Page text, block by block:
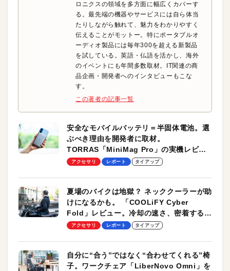
ロニクスの領域を多方面に幅広くカバーす
る。最先端の機器やサービスには自ら体当
たりしながら触れて、魅力をわかりやすく
伝えることがモットー。特にポータブルオ
ーディオ製品には毎年300を超える新製品
を試している。英語・仏語を活かし、海外
のイベントにも年間多数取材。IT関連の商
品企画・開発者へのインタビューもこな
す。
この著者の記事一覧
安全なモバイルバッテリ＝半固体電池。選
ぶべき理由を開発者に取材。
TORRAS「MiniMag Pro」の実機レビュ
ーも
アクセサリ レポート タイアップ
夏場のバイクは地獄？ ネッククーラーが助
けになるかも。 「COOLiFY Cyber
Fold」レビュー。冷却の速さ、密着する冷
却プレート、シンプルな操作性がグッド！
アクセサリ レポート タイアップ
自分に“合う”ではなく“合わせてくれる”椅
子。ワークチェア「LiberNovo Omni」を